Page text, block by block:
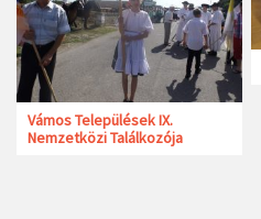
Vámos Települések IX.
Nemzetközi Találkozója